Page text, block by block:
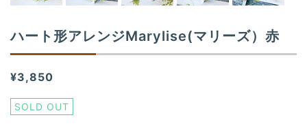
ハート形アレンジMarylise(マリーズ）赤
¥3,850
SOLD OUT